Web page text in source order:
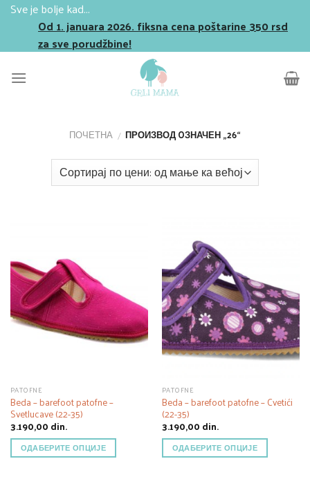
SkipSve je bolje kad...
Od 1. januara 2026. fiksna cena poštarine 350 rsd
za sve porudžbine!
ПОЧЕТНА / ПРОИЗВОД OЗНАЧЕН „26“
PATOFNE
Beda – barefoot patofne –
Svetlucave (22-35)
3.190,00 din.
ОДАБЕРИТЕ ОПЦИЈЕ
PATOFNE
Beda – barefoot patofne – Cvetići
(22-35)
3.190,00 din.
ОДАБЕРИТЕ ОПЦИЈЕ